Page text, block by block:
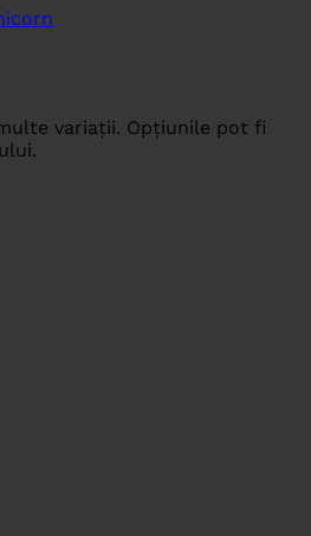
variații. Opțiunile pot fi